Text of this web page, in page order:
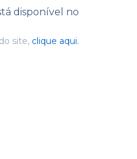
disponível no
site, clique aqui.